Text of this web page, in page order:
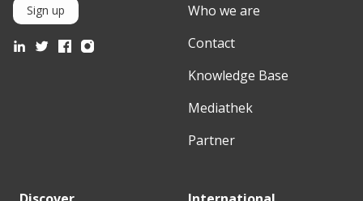
Sign up
Who we are
Contact
Knowledge Base
Mediathek
Partner